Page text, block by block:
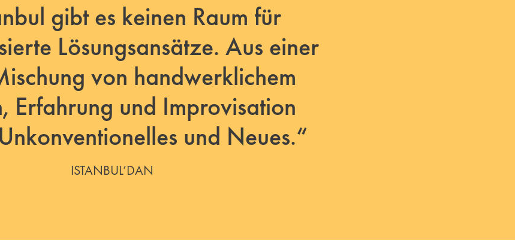
gibt es keinen Raum für
Lösungsansätze. Aus einer
von handwerklichem
Erfahrung und Improvisation
und Neues.“
ISTANBUL’DAN